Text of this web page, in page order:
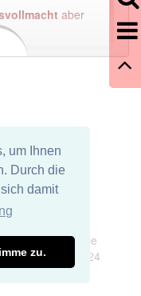
um Ihnen
Durch die
damit
zu.
aber
Haftung für die
DDDEasy 2024